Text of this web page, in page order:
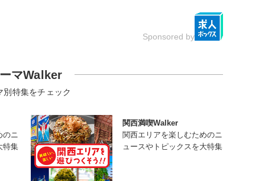
Sponsored by
マWalker
別特集をチェック
のニ
特集
関西満喫Walker
関西エリアを楽しむためのニ
ュースやトピックスを大特集